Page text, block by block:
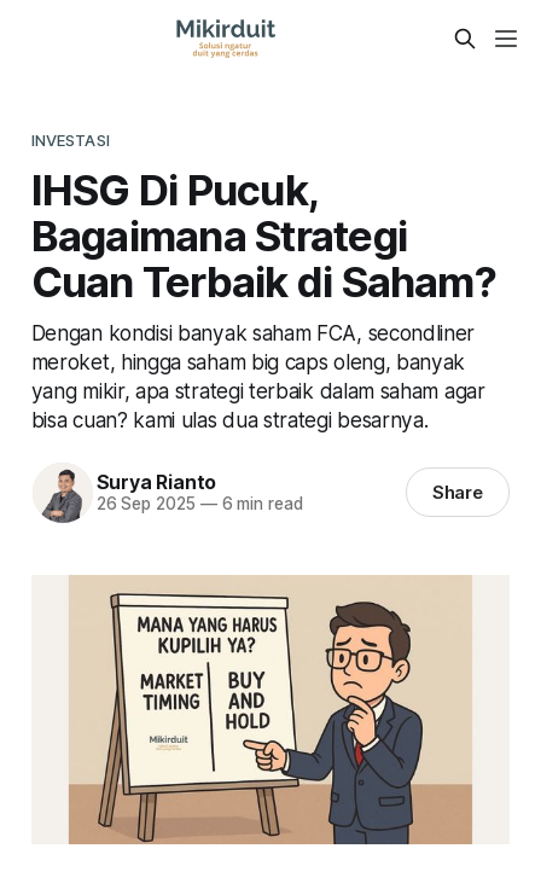
INVESTASI
IHSG Di Pucuk,
Bagaimana Strategi
Cuan Terbaik di Saham?
Dengan kondisi banyak saham FCA, secondliner
meroket, hingga saham big caps oleng, banyak
yang mikir, apa strategi terbaik dalam saham agar
bisa cuan? kami ulas dua strategi besarnya.
Surya Rianto
26 Sep 2025 —6 min read Share